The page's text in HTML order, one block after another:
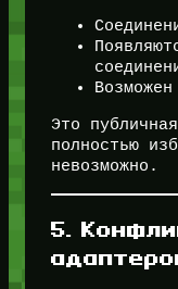
Это
полностью
невозможно.
5.